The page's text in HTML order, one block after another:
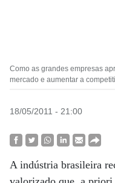
Como as grandes empresas
mercado e aumentar a
18/05/2011 - 21:00
A indústria brasileira